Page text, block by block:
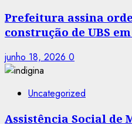
Prefeitura assina
construção de UBS
junho 18, 2026 0
Uncategorized
Assistência Social de